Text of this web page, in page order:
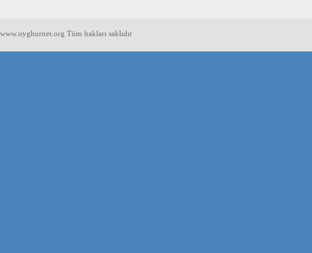
www.uyghurnet.org Tüm hakları saklıdır